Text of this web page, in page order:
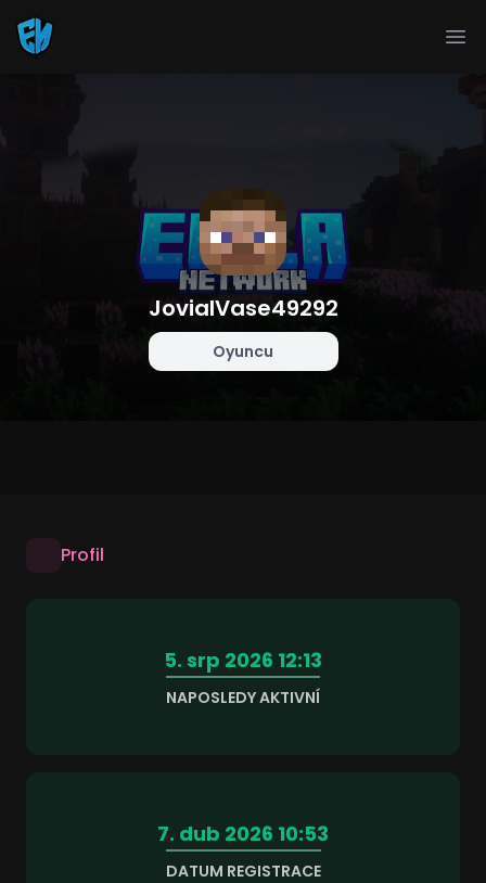
JovialVase49292
Oyuncu
Profil
5. srp 2026 12:13
NAPOSLEDY AKTIVNÍ
7. dub 2026 10:53
DATUM REGISTRACE